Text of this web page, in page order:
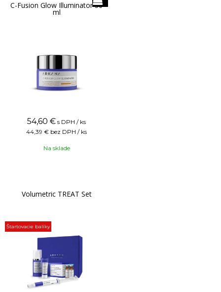
C-Fusion Glow Illuminator 50
ml
54,60 € s DPH / ks
44,39 € bez DPH / ks
Na sklade
Volumetric TREAT Set
Štartovacie balíky